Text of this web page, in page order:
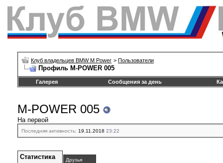
Клуб владельцев BMW M Power > Пользователи
Профиль M-POWER 005
Галерея Сообщения за день
M-POWER 005
На первой
Последняя активность: 19.11.2018 23:22
Статистика Друзья